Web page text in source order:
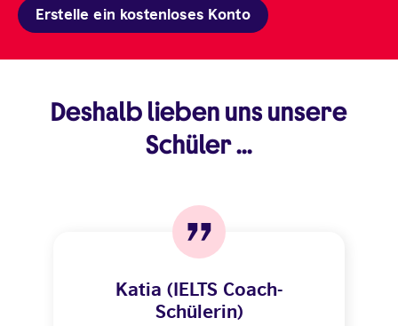
Erstelle ein kostenloses Konto
Deshalb lieben uns unsere
Schüler ...
Katia (IELTS Coach-
Schülerin)